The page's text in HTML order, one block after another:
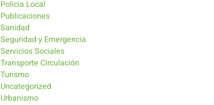
Policia Local
Publicaciones
Sanidad
Seguridad y Emergencia
Servicios Sociales
Transporte Circulación
Turismo
Uncategorized
Urbanismo